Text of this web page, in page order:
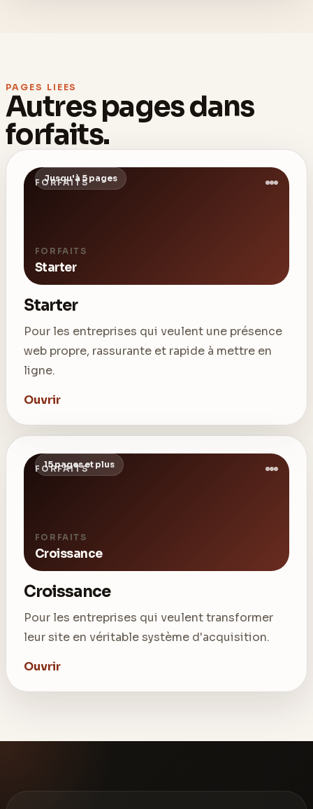
PAGES LIEES
Autres pages dans
forfaits.
FORFAITS
FORFAITS
Starter
Jusqu'à 5 pages
Starter
Pour les entreprises qui veulent une présence
web propre, rassurante et rapide à mettre en
ligne.
Ouvrir
FORFAITS
FORFAITS
Croissance
15 pages et plus
Croissance
Pour les entreprises qui veulent transformer
leur site en véritable système d'acquisition.
Ouvrir